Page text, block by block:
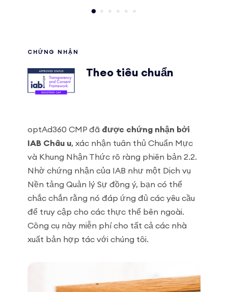
CHỨNG NHẬN
Theo tiêu chuẩn
optAd360 CMP đã được chứng nhận bởi
IAB Châu u, xác nhận tuân thủ Chuẩn Mực
và Khung Nhận Thức rõ ràng phiên bản 2.2.
Nhờ chứng nhận của IAB như một Dịch vụ
Nền tảng Quản lý Sự đồng ý, bạn có thể
chắc chắn rằng nó đáp ứng đủ các yêu cầu
để truy cập cho các thực thể bên ngoài.
Công cụ này miễn phí cho tất cả các nhà
xuất bản hợp tác với chúng tôi.